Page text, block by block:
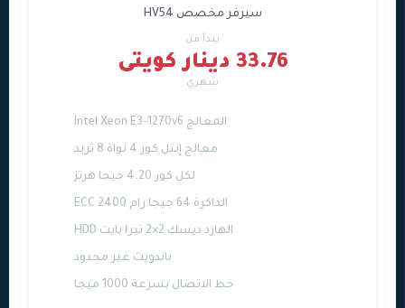
سيرفر مخصص HV54
يبدأ من
33.76 دينار كويتى
شهري
المعالج Intel Xeon E3-1270v6
معالج إنتل كور 4 نواة 8 ثريد
لكل كور 4.20 جيجا هرتز
الذاكرة 64 جيجا رام ECC 2400
الهارد ديسك 2×2 تيرا بايت HDD
باندويث غير محدود
خط الاتصال بسرعة 1000 ميجا